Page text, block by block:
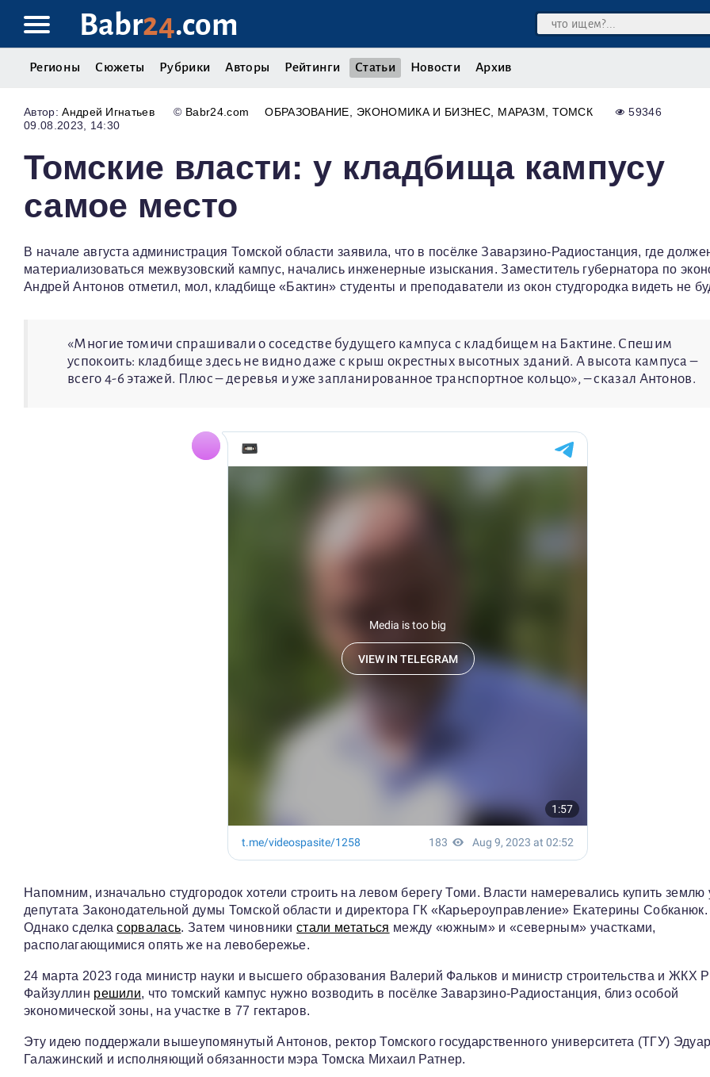
Babr24.com
Регионы Сюжеты Рубрики Авторы Рейтинги Статьи Новости Архив
Андрей Игнатьев © Babr24.com ОБРАЗОВАНИЕ ЭКОНОМИКА И БИЗНЕС МАРАЗМ ТОМСК
59346
09.08.2023, 14:30
Томские власти: у кладбища кампусу
самое место
В начале августа администрация Томской области заявила, что в посёлке Заварзино-Радиостанция, где
материализоваться межвузовский кампус, начались инженерные изыскания. Заместитель губернатора по
Андрей Антонов отметил, мол, кладбище «Бактин» студенты и преподаватели из окон студгородка видеть не
«Многие томичи спрашивали о соседстве будущего кампуса с кладбищем на Бактине. Спешим
успокоить: кладбище здесь не видно даже с крыш окрестных высотных зданий. А высота кампуса –
всего 4-6 этажей. Плюс – деревья и уже запланированное транспортное кольцо», – сказал Антонов.
Напомним, изначально студгородок хотели строить на левом берегу Томи. Власти намеревались купить землю
депутата Законодательной думы Томской области и директора ГК «Карьероуправление» Екатерины Собканюк.
Однако сделкасорвалась. Затем чиновникистали метаться между «южным» и «северным» участками,
располагающимися опять же на левобережье.
24 марта 2023 года министр науки и высшего образования Валерий Фальков и министр строительства и ЖКХ
Файзуллин решили, что томский кампус нужно возводить в посёлке Заварзино-Радиостанция, близ особой
экономической зоны, на участке в 77 гектаров.
Эту идею поддержали вышеупомянутый Антонов, ректор Томского государственного университета (ТГУ)
Галажинский и исполняющий обязанности мэра Томска Михаил Ратнер.